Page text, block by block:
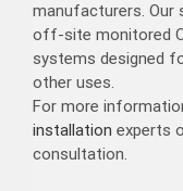
manufacturers. Our
off-site monitored
systems designed
other uses.
For more
installation experts
consultation.